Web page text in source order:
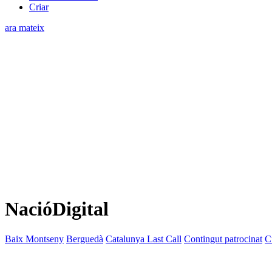
Criar
ara mateix
NacióDigital
Baix Montseny Berguedà Catalunya Last Call Contingut patrocinat